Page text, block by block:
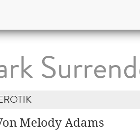
Melody Adams